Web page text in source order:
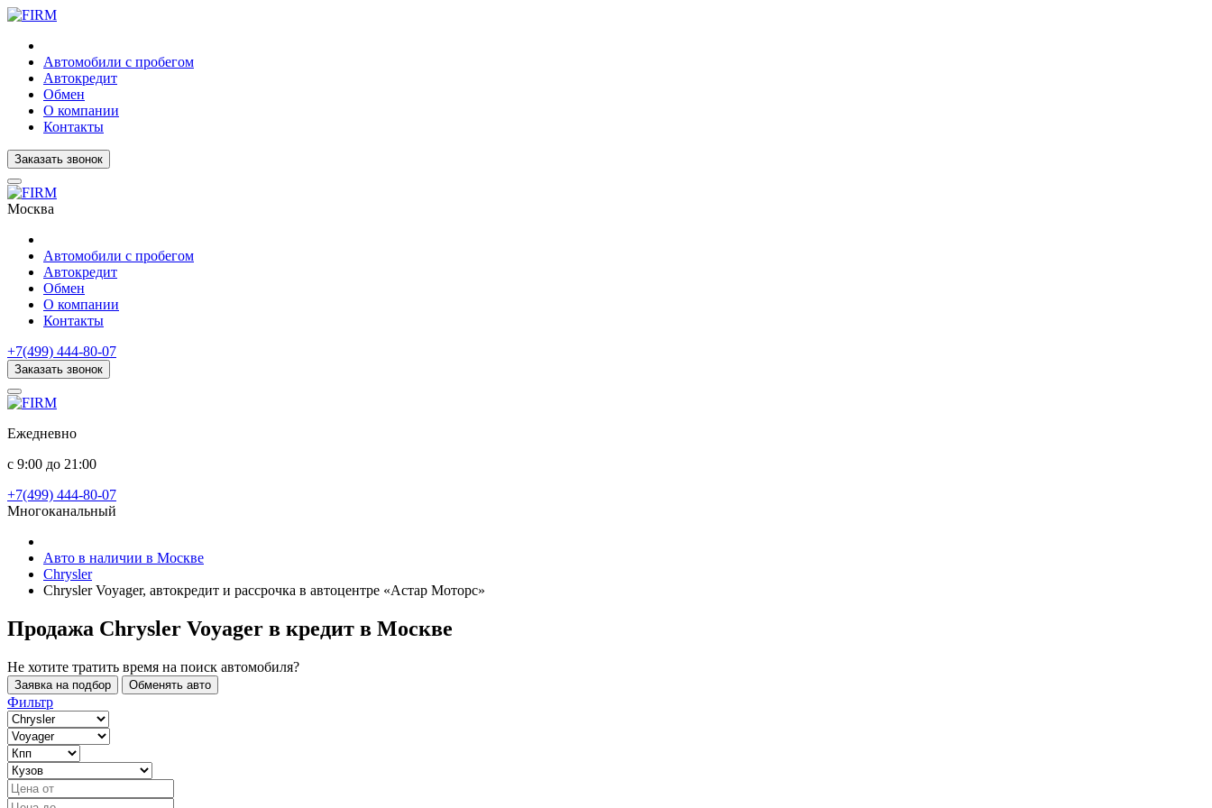
Автомобили с пробегом
Автокредит
Обмен
О компании
Контакты
Заказать звонок
Москва
Автомобили с пробегом
Автокредит
Обмен
О компании
Контакты
+7(499) 444-80-07
Заказать звонок
Ежедневно
с 9:00 до 21:00
+7(499) 444-80-07
Многоканальный
Авто в наличии в Москве
Chrysler
Chrysler Voyager, автокредит и рассрочка в автоцентре «Астар Моторс»
Продажа Chrysler Voyager в кредит в Москве
Не хотите тратить время на поиск автомобиля?
Заявка на подбор Обменять авто
Фильтр